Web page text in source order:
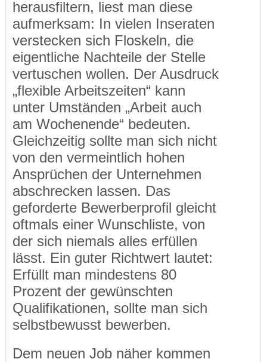
herausfiltern, liest man diese
aufmerksam: In vielen Inseraten
verstecken sich Floskeln, die
eigentliche Nachteile der Stelle
vertuschen wollen. Der Ausdruck
„flexible Arbeitszeiten“ kann
unter Umständen „Arbeit auch
am Wochenende“ bedeuten.
Gleichzeitig sollte man sich nicht
von den vermeintlich hohen
Ansprüchen der Unternehmen
abschrecken lassen. Das
geforderte Bewerberprofil gleicht
oftmals einer Wunschliste, von
der sich niemals alles erfüllen
lässt. Ein guter Richtwert lautet:
Erfüllt man mindestens 80
Prozent der gewünschten
Qualifikationen, sollte man sich
selbstbewusst bewerben.
Dem neuen Job näher kommen